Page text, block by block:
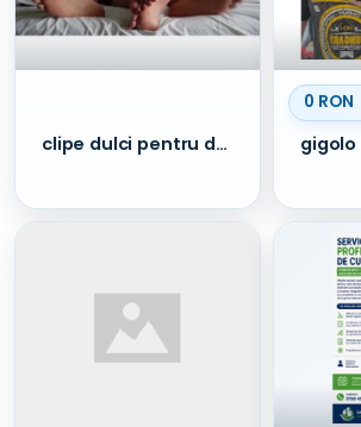
clipe dulci pentru doamne Constanța
0 RON